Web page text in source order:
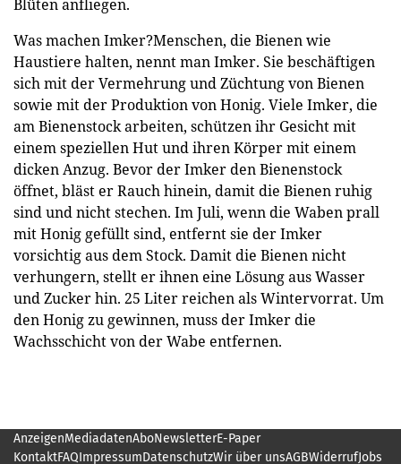
Blüten anfliegen.
Was machen Imker?Menschen, die Bienen wie
Haustiere halten, nennt man Imker. Sie beschäftigen
sich mit der Vermehrung und Züchtung von Bienen
sowie mit der Produktion von Honig. Viele Imker, die
am Bienenstock arbeiten, schützen ihr Gesicht mit
einem speziellen Hut und ihren Körper mit einem
dicken Anzug. Bevor der Imker den Bienenstock
öffnet, bläst er Rauch hinein, damit die Bienen ruhig
sind und nicht stechen. Im Juli, wenn die Waben prall
mit Honig gefüllt sind, entfernt sie der Imker
vorsichtig aus dem Stock. Damit die Bienen nicht
verhungern, stellt er ihnen eine Lösung aus Wasser
und Zucker hin. 25 Liter reichen als Wintervorrat. Um
den Honig zu gewinnen, muss der Imker die
Wachsschicht von der Wabe entfernen.
AnzeigenMediadatenAboNewsletterE-Paper
KontaktFAQImpressumDatenschutzWir über unsAGBWiderrufJobs